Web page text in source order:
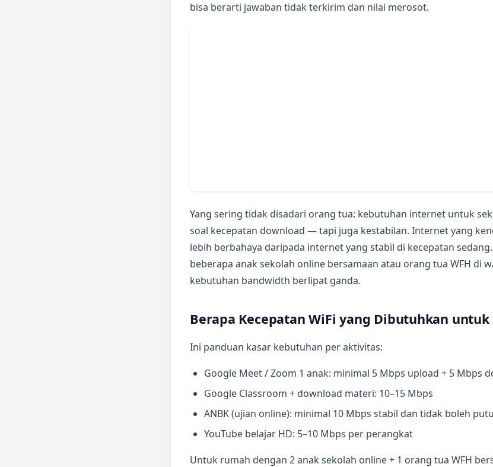
bisa berarti jawaban tidak terkirim dan nilai merosot.
Yang sering tidak disadari orang tua: kebutuhan internet untuk
soal kecepatan download — tapi juga kestabilan. Internet yang
lebih berbahaya daripada internet yang stabil di kecepatan
beberapa anak sekolah online bersamaan atau orang tua WFH di
kebutuhan bandwidth berlipat ganda.
Berapa Kecepatan WiFi yang Dibutuhkan untuk
Ini panduan kasar kebutuhan per aktivitas:
Google Meet / Zoom 1 anak: minimal 5 Mbps upload + 5 Mbps
Google Classroom + download materi: 10–15 Mbps
ANBK (ujian online): minimal 10 Mbps stabil dan tidak boleh
YouTube belajar HD: 5–10 Mbps per perangkat
Untuk rumah dengan 2 anak sekolah online + 1 orang tua WFH